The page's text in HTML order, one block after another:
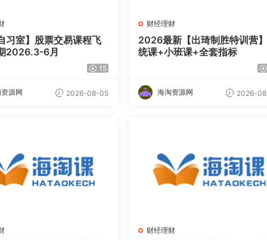
习室】股票交易课程飞
2026.3-6月
15
源网 2026-08-05
财经理财
2026最新【出琦制胜特训营
统课+小班课+全套指标
海淘资源网 2026-
财经理财